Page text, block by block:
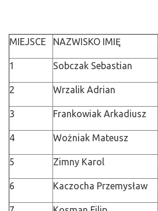
MIEJSCE NAZWISKO IMIĘ
1 Sobczak Sebastian
2 Wrzalik Adrian
3 Frankowiak Arkadiusz
4 Wożniak Mateusz
5 Zimny Karol
6 Kaczocha Przemysław